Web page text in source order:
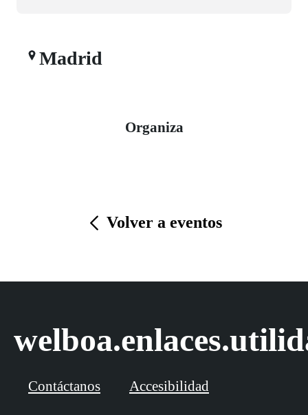
Madrid
Organiza
Volver a eventos
Contáctanos Accesibilidad